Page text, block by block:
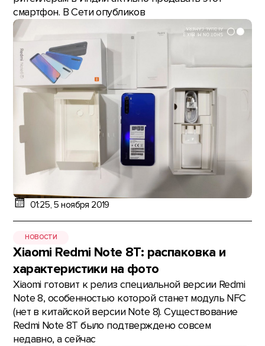
смартфон. В Сети опубликов
01:25, 5 ноября 2019
НОВОСТИ
Xiaomi Redmi Note 8T: распаковка и
характеристики на фото
Xiaomi готовит к релиз специальной версии Redmi
Note 8, особенностью которой станет модуль NFC
(нет в китайской версии Note 8). Существование
Redmi Note 8T было подтверждено совсем
недавно, а сейчас